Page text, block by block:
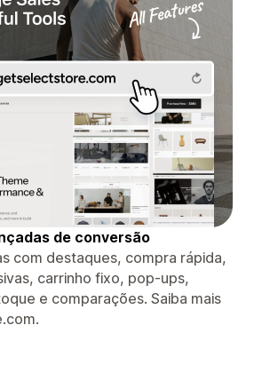
de conversão
com destaques, compra rápida,
carrinho fixo, pop-ups,
e comparações. Saiba mais